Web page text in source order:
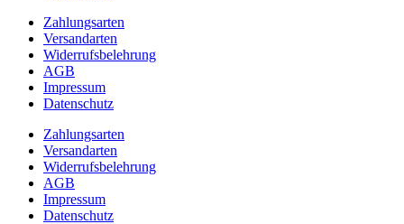
Zahlungsarten
Versandarten
Widerrufsbelehrung
AGB
Impressum
Datenschutz
Zahlungsarten
Versandarten
Widerrufsbelehrung
AGB
Impressum
Datenschutz